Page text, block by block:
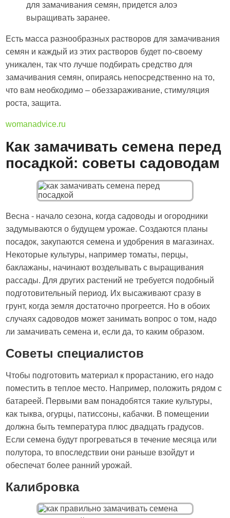
для замачивания семян, придется алоэ
выращивать заранее.
Есть масса разнообразных растворов для замачивания
семян и каждый из этих растворов будет по-своему
уникален, так что лучше подбирать средство для
замачивания семян, опираясь непосредственно на то,
что вам необходимо – обеззараживание, стимуляция
роста, защита.
womanadvice.ru
Как замачивать семена перед
посадкой: советы садоводам
Весна - начало сезона, когда садоводы и огородники
задумываются о будущем урожае. Создаются планы
посадок, закупаются семена и удобрения в магазинах.
Некоторые культуры, например томаты, перцы,
баклажаны, начинают возделывать с выращивания
рассады. Для других растений не требуется подобный
подготовительный период. Их высаживают сразу в
грунт, когда земля достаточно прогреется. Но в обоих
случаях садоводов может занимать вопрос о том, надо
ли замачивать семена и, если да, то каким образом.
Советы специалистов
Чтобы подготовить материал к прорастанию, его надо
поместить в теплое место. Например, положить рядом с
батареей. Первыми вам понадобятся такие культуры,
как тыква, огурцы, патиссоны, кабачки. В помещении
должна быть температура плюс двадцать градусов.
Если семена будут прогреваться в течение месяца или
полутора, то впоследствии они раньше взойдут и
обеспечат более ранний урожай.
Калибровка